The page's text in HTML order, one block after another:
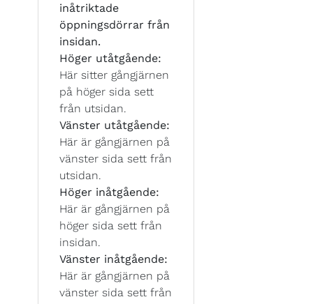
inåtriktade
öppningsdörrar från
insidan.
Höger utåtgående:
Här sitter gångjärnen
på höger sida sett
från utsidan.
Vänster utåtgående:
Här är gångjärnen på
vänster sida sett från
utsidan.
Höger inåtgående:
Här är gångjärnen på
höger sida sett från
insidan.
Vänster inåtgående:
Här är gångjärnen på
vänster sida sett från